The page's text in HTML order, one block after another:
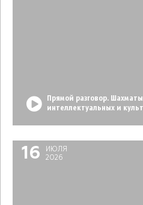
Прямой разговор.
интеллектуальных и
16
ИЮЛЯ
2026